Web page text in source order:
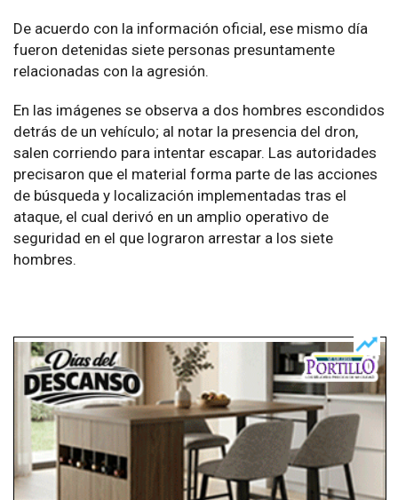
De acuerdo con la información oficial, ese mismo día
fueron detenidas siete personas presuntamente
relacionadas con la agresión.
En las imágenes se observa a dos hombres escondidos
detrás de un vehículo; al notar la presencia del dron,
salen corriendo para intentar escapar. Las autoridades
precisaron que el material forma parte de las acciones
de búsqueda y localización implementadas tras el
ataque, el cual derivó en un amplio operativo de
seguridad en el que lograron arrestar a los siete
hombres.